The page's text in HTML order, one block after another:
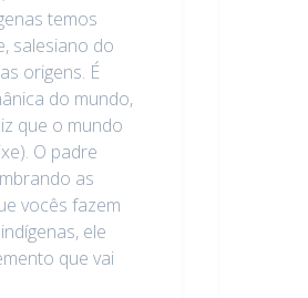
temos
salesiano do
origens. É
do mundo,
que o mundo
O padre
as
vocês fazem
ele
que vai